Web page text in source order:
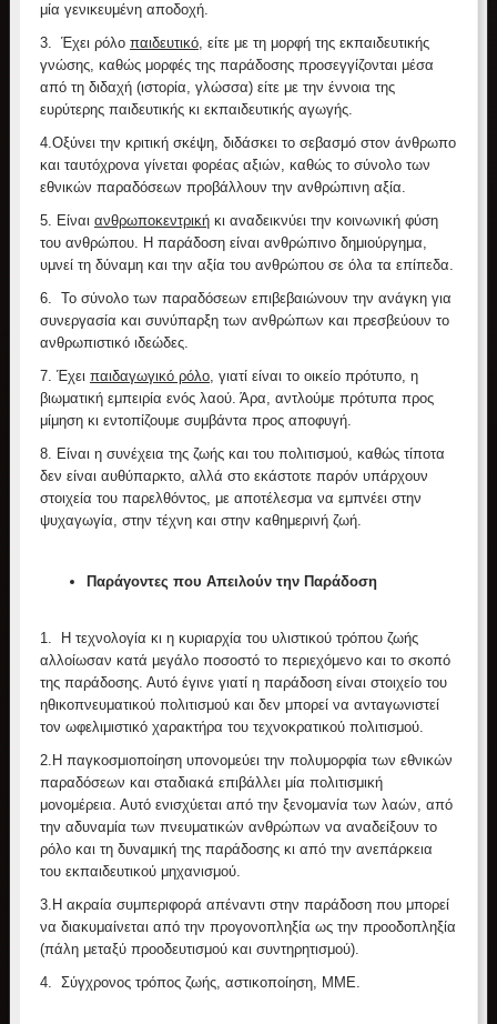
μία γενικευμένη αποδοχή.
3. Έχει ρόλο παιδευτικό, είτε με τη μορφή της εκπαιδευτικής
γνώσης, καθώς μορφές της παράδοσης προσεγγίζονται μέσα
από τη διδαχή (ιστορία, γλώσσα) είτε με την έννοια της
ευρύτερης παιδευτικής κι εκπαιδευτικής αγωγής.
4.Οξύνει την κριτική σκέψη, διδάσκει το σεβασμό στον άνθρωπο
και ταυτόχρονα γίνεται φορέας αξιών, καθώς το σύνολο των
εθνικών παραδόσεων προβάλλουν την ανθρώπινη αξία.
5. Είναι ανθρωποκεντρικήκι αναδεικνύει την κοινωνική φύση
του ανθρώπου. Η παράδοση είναι ανθρώπινο δημιούργημα,
υμνεί τη δύναμη και την αξία του ανθρώπου σε όλα τα επίπεδα.
6. Το σύνολο των παραδόσεων επιβεβαιώνουν την ανάγκη για
συνεργασία και συνύπαρξη των ανθρώπων και πρεσβεύουν το
ανθρωπιστικό ιδεώδες.
7. Έχει παιδαγωγικό ρόλο, γιατί είναι το οικείο πρότυπο, η
βιωματική εμπειρία ενός λαού. Άρα, αντλούμε πρότυπα προς
μίμηση κι εντοπίζουμε συμβάντα προς αποφυγή.
8. Είναι η συνέχεια της ζωής και του πολιτισμού, καθώς τίποτα
δεν είναι αυθύπαρκτο, αλλά στο εκάστοτε παρόν υπάρχουν
στοιχεία του παρελθόντος, με αποτέλεσμα να εμπνέει στην
ψυχαγωγία, στην τέχνη και στην καθημερινή ζωή.
Παράγοντες που Απειλούν την Παράδοση
1.
Η τεχνολογία κι η κυριαρχία του υλιστικού τρόπου ζωής
αλλοίωσαν κατά μεγάλο ποσοστό το περιεχόμενο και το σκοπό
της παράδοσης. Αυτό έγινε γιατί η παράδοση είναι στοιχείο του
ηθικοπνευματικού πολιτισμού και δεν μπορεί να ανταγωνιστεί
τον ωφελιμιστικό χαρακτήρα του τεχνοκρατικού πολιτισμού.
2. Η παγκοσμιοποίηση υπονομεύει την πολυμορφία των εθνικών
παραδόσεων και σταδιακά επιβάλλει μία πολιτισμική
μονομέρεια. Αυτό ενισχύεται από την ξενομανία των λαών, από
την αδυναμία των πνευματικών ανθρώπων να αναδείξουν το
ρόλο και τη δυναμική της παράδοσης κι από την ανεπάρκεια
του εκπαιδευτικού μηχανισμού.
3. Η ακραία συμπεριφορά απέναντι στην παράδοση που μπορεί
να διακυμαίνεται από την προγονοπληξία ως την προοδοπληξία
(πάλη μεταξύ προοδευτισμού και συντηρητισμού).
4. Σύγχρονος τρόπος ζωής, αστικοποίηση, ΜΜΕ.